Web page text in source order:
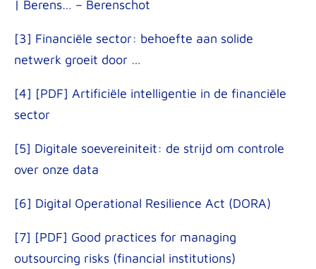
| Berens… – Berenschot
[3] Financiële sector: behoefte aan solide
netwerk groeit door …
[4] [PDF] Artificiële intelligentie in de financiële
sector
[5] Digitale soevereiniteit: de strijd om controle
over onze data
[6] Digital Operational Resilience Act (DORA)
[7] [PDF] Good practices for managing
outsourcing risks (financial institutions)